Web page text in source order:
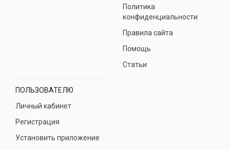
Политика
конфиденциальности
Правила сайта
Помощь
Статьи
ПОЛЬЗОВАТЕЛЮ
Личный кабинет
Регистрация
Установить приложение